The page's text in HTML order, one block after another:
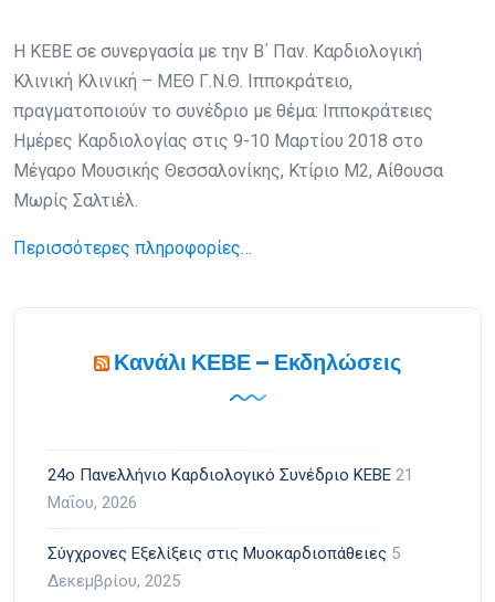
Η ΚΕΒΕ σε συνεργασία με την Β΄ Παν. Καρδιολογική
Κλινική Κλινική – ΜΕΘ Γ.Ν.Θ. Ιπποκράτειο,
πραγματοποιούν το συνέδριο με θέμα: Ιπποκράτειες
Ημέρες Καρδιολογίας στις 9-10 Μαρτίου 2018 στο
Μέγαρο Μουσικής Θεσσαλονίκης, Κτίριο Μ2, Αίθουσα
Μωρίς Σαλτιέλ.
Περισσότερες πληροφορίες…
Κανάλι ΚΕΒΕ – Εκδηλώσεις
24ο Πανελλήνιο Καρδιολογικό Συνέδριο ΚΕΒΕ 21
Μαΐου, 2026
Σύγχρονες Εξελίξεις στις Μυοκαρδιοπάθειες 5
Δεκεμβρίου, 2025